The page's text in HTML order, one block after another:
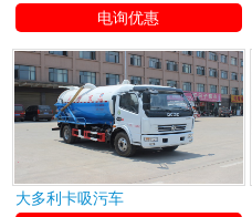
电询优惠
大多利卡吸污车